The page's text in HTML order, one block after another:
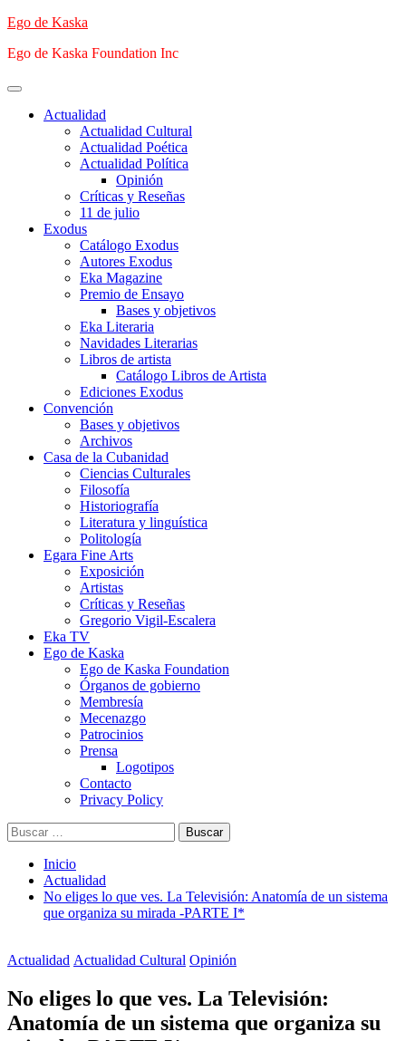
Saltar
contenido
Ego de Kaska
Ego de Kaska Foundation Inc
Menú
principalActualidad
Actualidad Cultural
Actualidad Poética
Actualidad Política
Opinión
Críticas y Reseñas
11 de julio
Exodus
Catálogo Exodus
Autores Exodus
Eka Magazine
Premio de Ensayo
Bases y objetivos
Eka Literaria
Navidades Literarias
Libros de artista
Catálogo Libros de Artista
Ediciones Exodus
Convención
Bases y objetivos
Archivos
Casa de la Cubanidad
Ciencias Culturales
Filosofía
Historiografía
Literatura y linguística
Politología
Egara Fine Arts
Exposición
Artistas
Críticas y Reseñas
Gregorio Vigil-Escalera
Eka TV
Ego de Kaska
Ego de Kaska Foundation
Órganos de gobierno
Membresía
Mecenazgo
Patrocinios
Prensa
Logotipos
Contacto
Privacy Policy
Buscar:
Inicio
Actualidad
No eliges lo que ves. La Televisión: Anatomía de un sistema
que organiza su mirada -PARTE I*
Actualidad Actualidad Cultural Opinión
No eliges lo que ves. La Televisión:
Anatomía de un sistema que organiza su